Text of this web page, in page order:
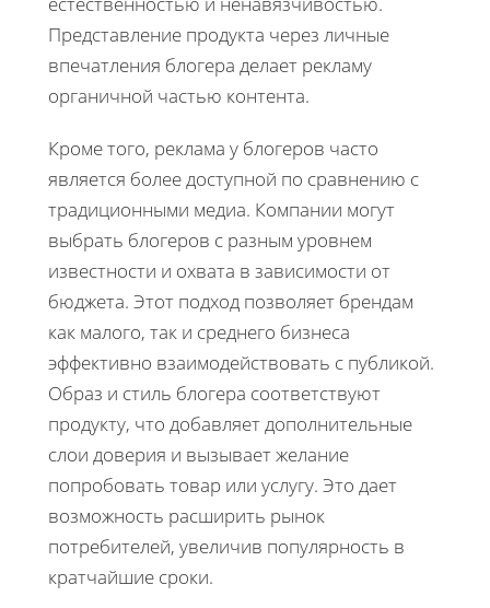
Представление продукта через личные
впечатления блогера делает рекламу
органичной частью контента.
Кроме того, реклама у блогеров часто
является более доступной по сравнению с
традиционными медиа. Компании могут
выбрать блогеров с разным уровнем
известности и охвата в зависимости от
бюджета. Этот подход позволяет брендам
как малого, так и среднего бизнеса
эффективно взаимодействовать с публикой.
Образ и стиль блогера соответствуют
продукту, что добавляет дополнительные
слои доверия и вызывает желание
попробовать товар или услугу. Это дает
возможность расширить рынок
потребителей, увеличив популярность в
кратчайшие сроки.